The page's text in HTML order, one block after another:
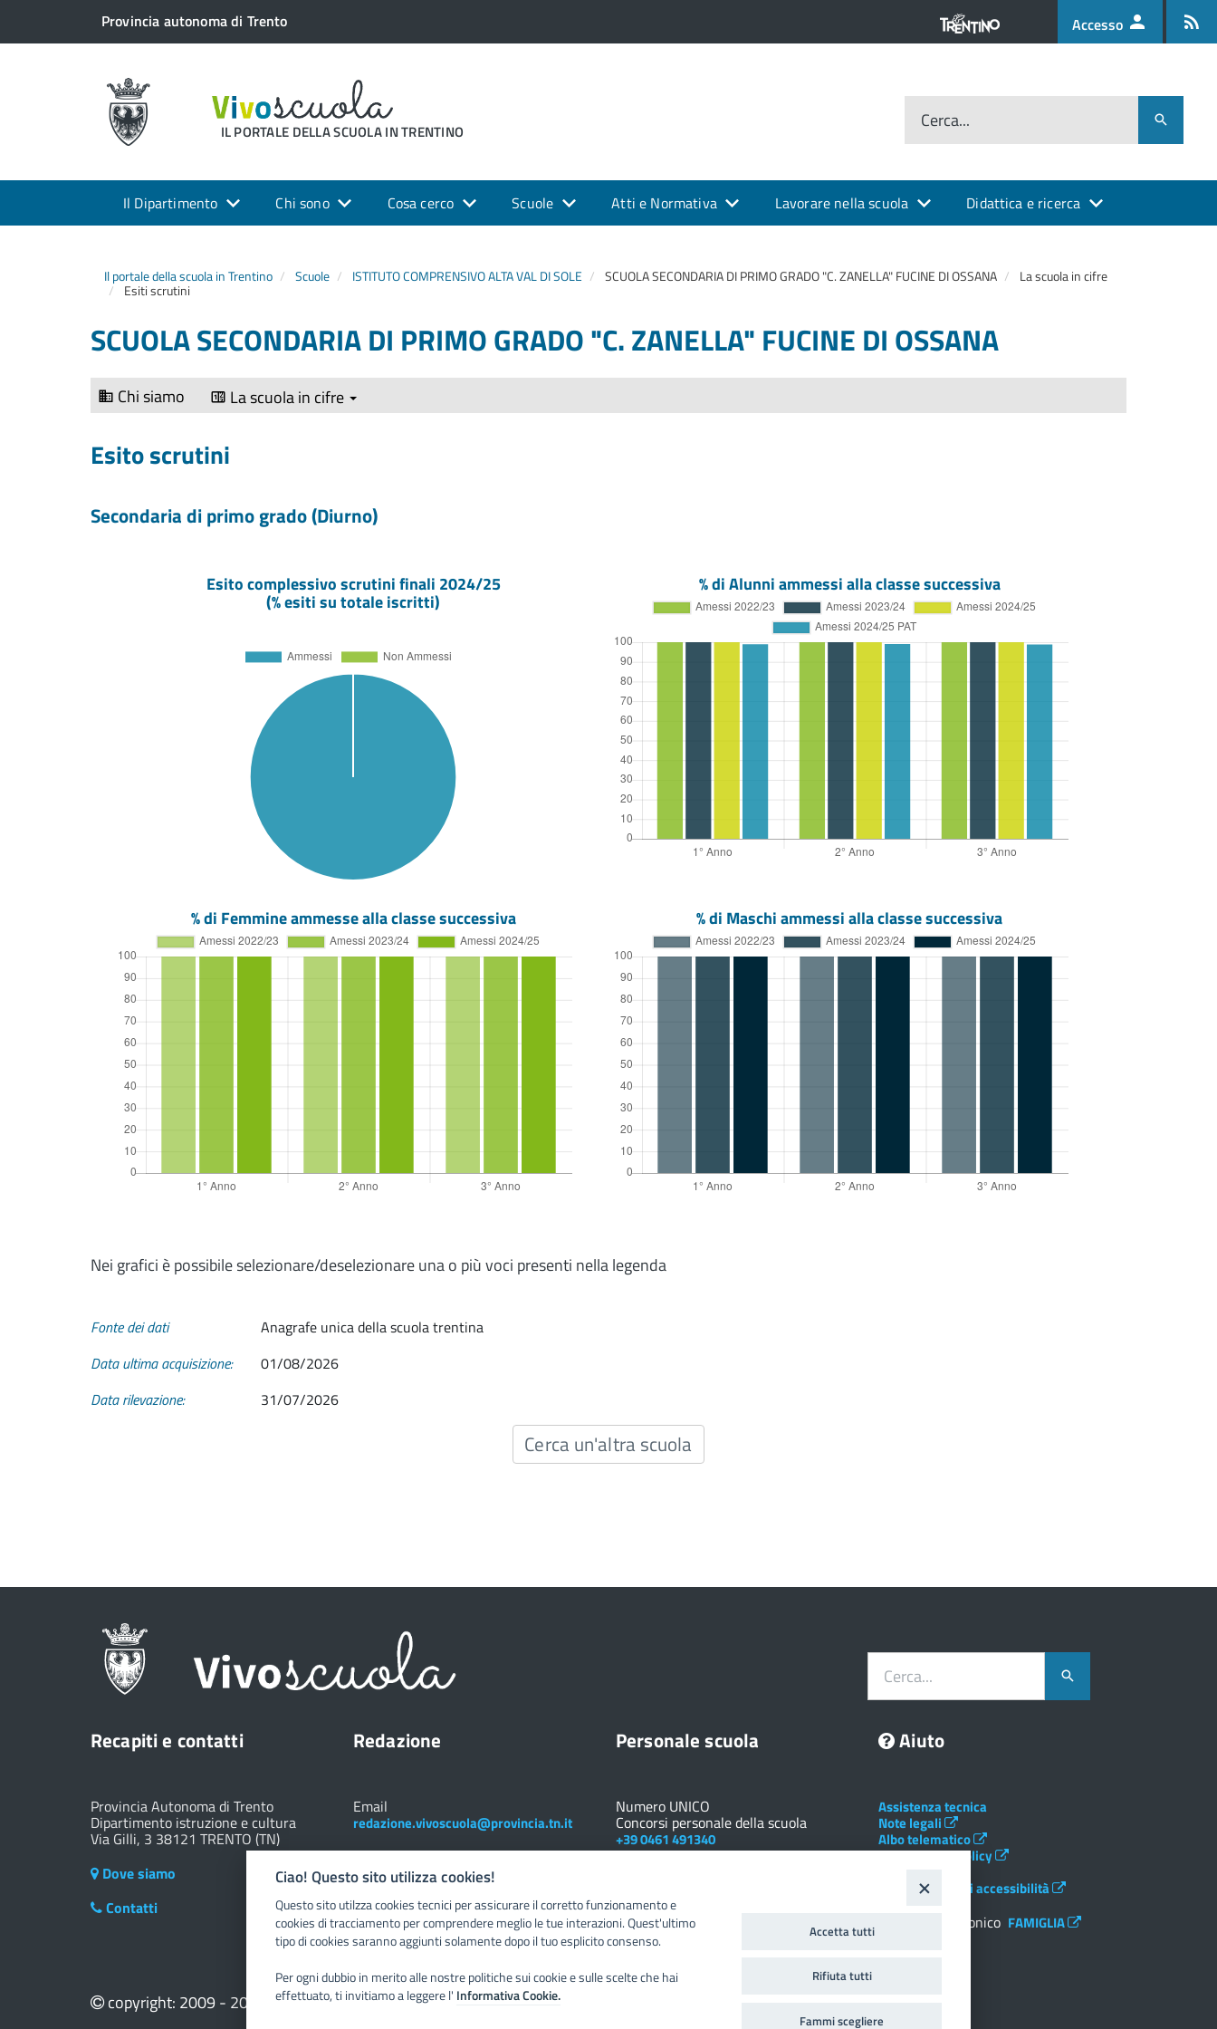
Provincia autonoma di Trento Accesso
IL PORTALE DELLA SCUOLA IN TRENTINO Cerca...
Il Dipartimento Chi sono Cosa cerco Scuole Atti e Normativa Lavorare nella scuola Didattica e ricerca
Il portale della scuola in Trentino Scuole ISTITUTO COMPRENSIVO ALTA VAL DI SOLE SCUOLA SECONDARIA DI PRIMO GRADO "C. ZANELLA" FUCINE DI OSSANA La scuola in cifre
Esiti scrutini
SCUOLA SECONDARIA DI PRIMO GRADO "C. ZANELLA" FUCINE DI OSSANA
Chi siamo La scuola in cifre
Esito scrutini
Secondaria di primo grado (Diurno)
Esito complessivo scrutini finali 2024/25
(% esiti su totale iscritti)
% di Alunni ammessi alla classe successiva
% di Femmine ammesse alla classe successiva % di Maschi ammessi alla classe successiva
Nei grafici è possibile selezionare/deselezionare una o più voci presenti nella legenda
Fonte dei dati
Anagrafe unica della scuola trentina
Data ultima acquisizione:
01/08/2026
Data rilevazione:
31/07/2026
Cerca un'altra scuola
Cerca...
Recapiti e contatti
Provincia Autonoma di Trento
Dipartimento istruzione e cultura
Via Gilli, 3 38121 TRENTO (TN)
Dove siamo
Contatti
Redazione
Email
redazione.vivoscuola@provincia.tn.it
Personale scuola
Numero UNICO
Concorsi personale della scuola
+39 0461 491340
Posta elettronica istituzionale
Nuovo sportello dipendente
Aiuto
Assistenza tecnica
Note legali
Albo telematico
Social Media Policy
Dichiarazione di accessibilità
Registro elettronico FAMIGLIA
copyright: 2009 - 2025 Vivoscuola
Ciao! Questo sito utilizza cookies!
Questo sito utilzza cookies tecnici per assicurare il corretto funzionamento e
cookies di tracciamento per comprendere meglio le tue interazioni. Quest'ultimo
tipo di cookies saranno aggiunti solamente dopo il tuo esplicito consenso.
Per ogni dubbio in merito alle nostre politiche sui cookie e sulle scelte che hai
effettuato, ti invitiamo a leggere l' Informativa Cookie.
Accetta tutti
Rifiuta tutti
Fammi scegliere